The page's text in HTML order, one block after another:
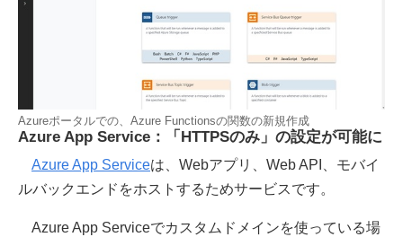
Azureポータルでの、Azure Functionsの関数の新規作成
Azure App Service：「HTTPSのみ」の設定が可能に
Azure App Serviceは、Webアプリ、Web API、モバイ
ルバックエンドをホストするためサービスです。
Azure App Serviceでカスタムドメインを使っている場